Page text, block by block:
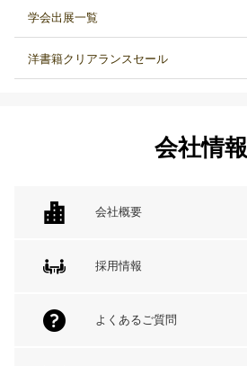
学会出展一覧
洋書籍クリアランスセール
会社情報
会社概要
採用情報
よくあるご質問